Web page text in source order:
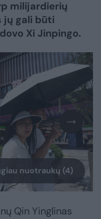
milijardierių
jų gali būti
Xi Jinpingo.
nuotraukų (4)
Qin Yinglinas